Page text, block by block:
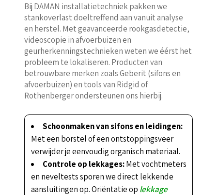
Bij DAMAN installatietechniek pakken we
stankoverlast doeltreffend aan vanuit analyse
en herstel. Met geavanceerde rookgasdetectie,
videoscopie in afvoerbuizen en
geurherkenningstechnieken weten we éérst het
probleem te lokaliseren. Producten van
betrouwbare merken zoals Geberit (sifons en
afvoerbuizen) en tools van Ridgid of
Rothenberger ondersteunen ons hierbij.
Schoonmaken van sifons en leidingen:
Met een borstel of een ontstoppingsveer
verwijder je eenvoudig organisch materiaal.
Controle op lekkages:Met vochtmeters
en neveltests sporen we direct lekkende
aansluitingen op. Oriëntatie op lekkage